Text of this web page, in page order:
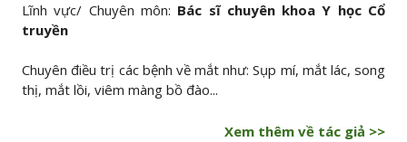
Lĩnh vực/ Chuyên môn: Bác sĩ chuyên khoa Y học Cổ
truyền
Chuyên điều trị các bệnh về mắt như: Sụp mí, mắt lác, song
thị, mắt lồi, viêm màng bồ đào...
Xem thêm về tác giả >>